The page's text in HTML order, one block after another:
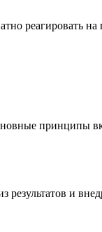
реагировать
принципы
результатов и